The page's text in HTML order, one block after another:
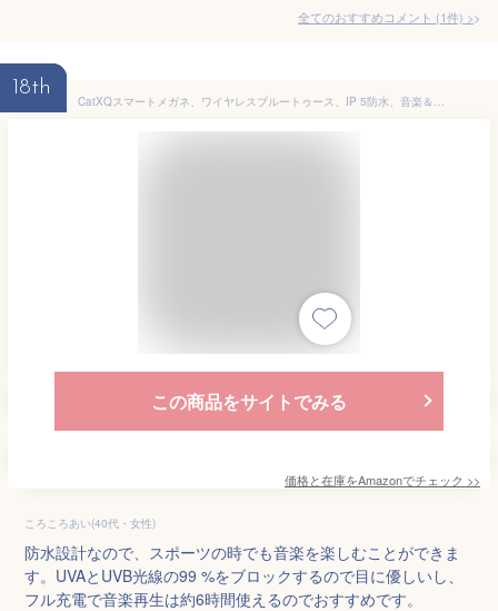
全てのおすすめコメント (1件) >
18th
CatXQスマートメガネ、ワイヤレスブルートゥース、IP 5防水、音楽＆コールすべてのスマートデバイスのサポート- アンチブルーライト
この商品をサイトでみる
価格と在庫をAmazonでチェック >>
ころころあい(40代・女性)
防水設計なので、スポーツの時でも音楽を楽しむことができま
す。UVAとUVB光線の99 %をブロックするので目に優しいし、
フル充電で音楽再生は約6時間使えるのでおすすめです。